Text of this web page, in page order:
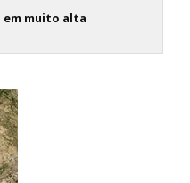
em muito alta